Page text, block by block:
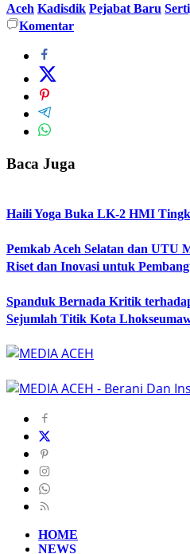
Aceh Kadisdik Pejabat Baru
Komentar
Baca Juga
Haili Yoga Buka LK-2 HMI
Pemkab Aceh Selatan dan UTU
Riset dan Inovasi untuk
Spanduk Bernada Kritik
Sejumlah Titik Kota
HOME
NEWS